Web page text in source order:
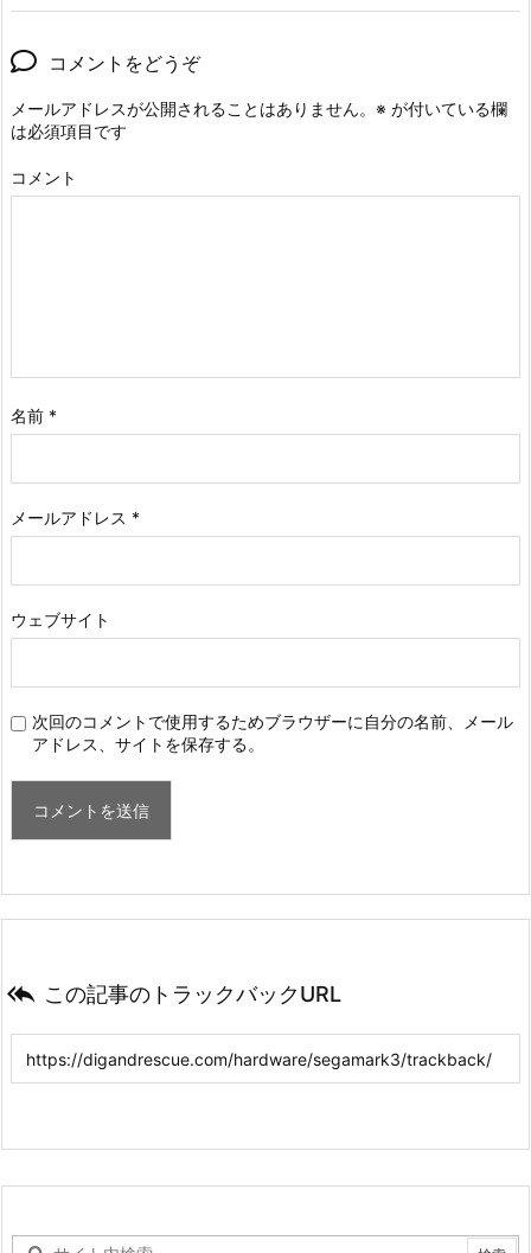
コメントをどうぞ
メールアドレスが公開されることはありません。 ※ が付いている欄
は必須項目です
コメント
名前 *
メールアドレス *
ウェブサイト
次回のコメントで使用するためブラウザーに自分の名前、メール
アドレス、サイトを保存する。
 この記事のトラックバックURL